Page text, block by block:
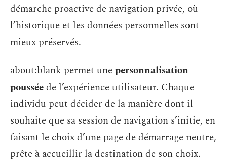
démarche proactive de navigation privée, où
l’historique et les données personnelles sont
mieux préservés.
about:blank permet unepersonnalisation
pousséede l’expérience utilisateur. Chaque
individu peut décider de la manière dont il
souhaite que sa session de navigation s’initie, en
faisant le choix d’une page de démarrage neutre,
prête à accueillir la destination de son choix.